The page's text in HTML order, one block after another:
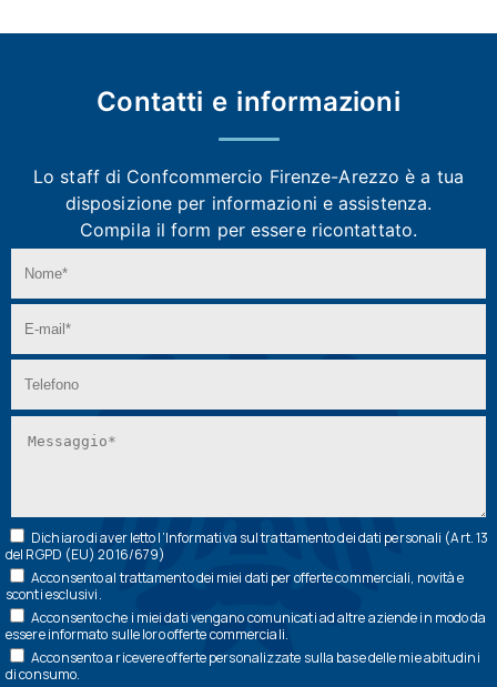
Contatti e informazioni
Lo staff di Confcommercio Firenze-Arezzoè a tua
disposizione per informazioni e assistenza.
Compila il form per essere ricontattato.
Dichiaro di aver letto l’Informativa sul trattamento dei dati personali (Art. 13
del RGPD (EU) 2016/679)
Acconsento al trattamento dei miei dati per offerte commerciali, novità e
sconti esclusivi.
Acconsento che i miei dati vengano comunicati ad altre aziende in modo da
essere informato sulle loro offerte commerciali.
Acconsento a ricevere offerte personalizzate sulla base delle mie abitudini
di consumo.